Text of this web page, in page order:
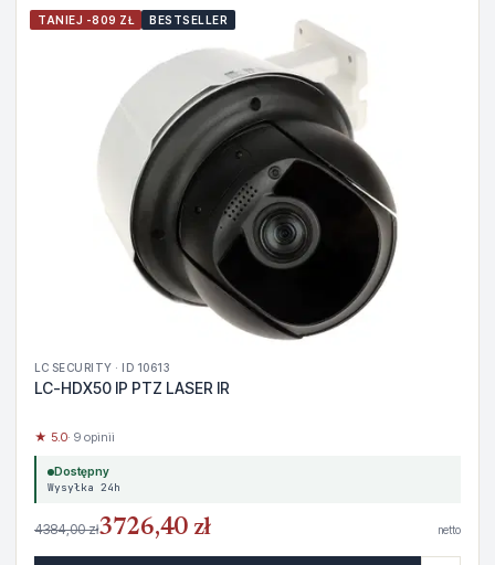
TANIEJ -809 ZŁ BESTSELLER
LC SECURITY · ID 10613
LC-HDX50 IP PTZ LASER IR
★ 5.0· 9 opinii
Dostępny
Wysyłka 24h
4384,00 zł3726,40 zł netto